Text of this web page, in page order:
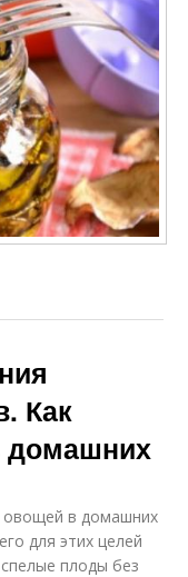
Как
домашних
овощей в домашних
для этих целей
плоды без